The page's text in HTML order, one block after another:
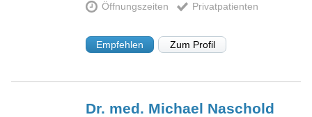
Öffnungszeiten Privatpatienten
Empfehlen Zum Profil
Dr. med. Michael Naschold